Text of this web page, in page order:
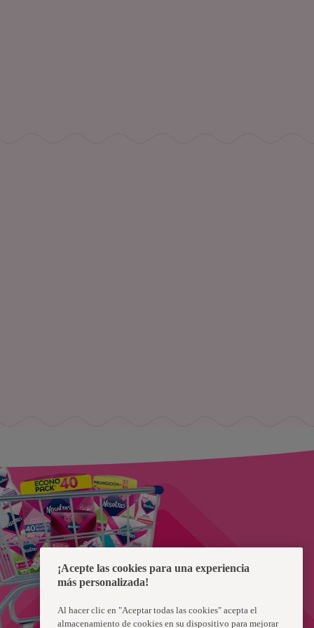
¡Acepte las cookies para una experiencia
más personalizada!
Al hacer clic en "Aceptar todas las cookies" acepta el
almacenamiento de cookies en su dispositivo para mejorar